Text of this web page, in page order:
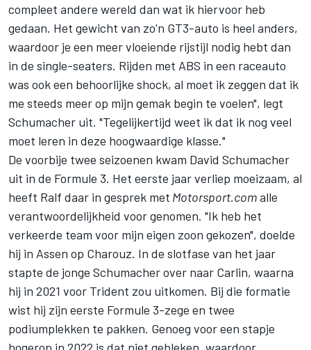
compleet andere wereld dan wat ik hiervoor heb
gedaan. Het gewicht van zo'n GT3-auto is heel anders,
waardoor je een meer vloeiende rijstijl nodig hebt dan
in de single-seaters. Rijden met ABS in een raceauto
was ook een behoorlijke shock, al moet ik zeggen dat ik
me steeds meer op mijn gemak begin te voelen", legt
Schumacher uit. "Tegelijkertijd weet ik dat ik nog veel
moet leren in deze hoogwaardige klasse."
De voorbije twee seizoenen kwam David Schumacher
uit in de Formule 3. Het eerste jaar verliep moeizaam, al
heeft Ralf daar in gesprek met Motorsport.comalle
verantwoordelijkheid voor genomen. "Ik heb het
verkeerde team voor mijn eigen zoon gekozen", doelde
hij in Assen op Charouz. In de slotfase van het jaar
stapte de jonge Schumacher over naar Carlin, waarna
hij in 2021 voor Trident zou uitkomen. Bij die formatie
wist hij zijn eerste Formule 3-zege en twee
podiumplekken te pakken. Genoeg voor een stapje